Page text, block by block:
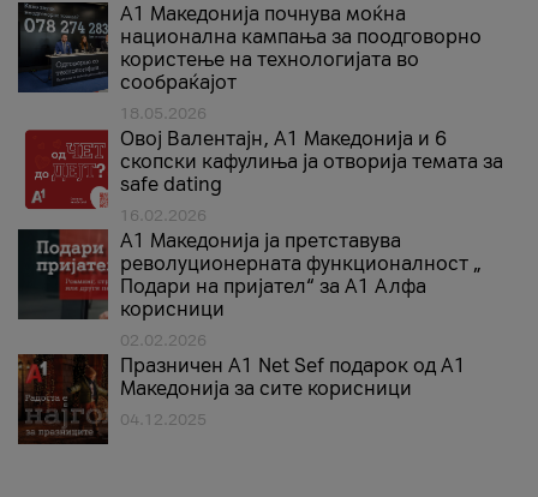
A1 Македонија почнува моќна
национална кампања за поодговорно
користење на технологијата во
сообраќајот
18.05.2026
Овој Валентајн, A1 Македонија и 6
скопски кафулиња ја отворија темата за
safe dating
16.02.2026
А1 Македонија ја претставува
револуционерната функционалност „
Подари на пријател“ за А1 Алфа
корисници
02.02.2026
Празничен A1 Net Sеf подарок од А1
Македонија за сите корисници
04.12.2025